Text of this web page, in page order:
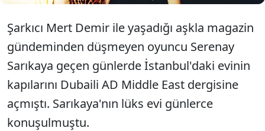
Şarkıcı Mert Demir ile yaşadığı aşkla magazin
gündeminden düşmeyen oyuncu Serenay
Sarıkaya geçen günlerde İstanbul'daki evinin
kapılarını Dubaili AD Middle East dergisine
açmıştı. Sarıkaya'nın lüks evi günlerce
konuşulmuştu.